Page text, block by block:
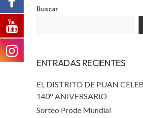
Buscar
ENTRADAS RECIENTES
EL DISTRITO DE PUAN
140° ANIVERSARIO
Sorteo Prode Mundial